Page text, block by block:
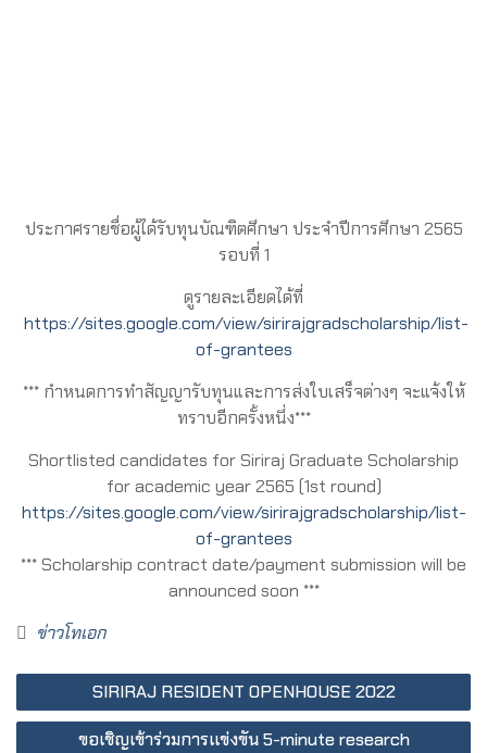
ประกาศรายชื่อผู้ได้รับทุนบัณฑิตศึกษา ประจำปีการศึกษา 2565
รอบที่ 1
ดูรายละเอียดได้ที่
https://sites.google.com/view/sirirajgradscholarship/list-
of-grantees
*** กำหนดการทำสัญญารับทุนและการส่งใบเสร็จต่างๆ จะแจ้งให้
ทราบอีกครั้งหนึ่ง***
Shortlisted candidates for Siriraj Graduate Scholarship
for academic year 2565 (1st round)
https://sites.google.com/view/sirirajgradscholarship/list-
of-grantees
*** Scholarship contract date/payment submission will be
announced soon ***
ข่าวโทเอก
SIRIRAJ RESIDENT OPENHOUSE 2022
ขอเชิญเข้าร่วมการแข่งขัน 5-minute research